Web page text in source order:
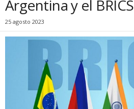
Argentina y el BRICS
25 agosto 2023